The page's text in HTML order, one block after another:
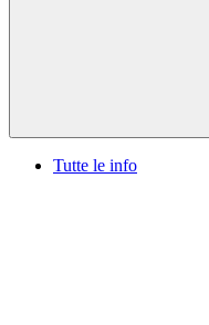
Tutte le info